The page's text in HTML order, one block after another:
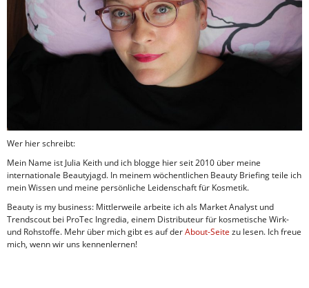
Wer hier schreibt:
Mein Name ist Julia Keith und ich blogge hier seit 2010 über meine
internationale Beautyjagd. In meinem wöchentlichen Beauty Briefing teile ich
mein Wissen und meine persönliche Leidenschaft für Kosmetik.
Beauty is my business: Mittlerweile arbeite ich als Market Analyst und
Trendscout bei ProTec Ingredia, einem Distributeur für kosmetische Wirk-
und Rohstoffe. Mehr über mich gibt es auf derAbout-Seite zu lesen. Ich freue
mich, wenn wir uns kennenlernen!